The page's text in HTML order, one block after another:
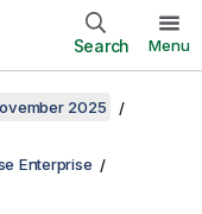
Search Menu
2025
Enterprise